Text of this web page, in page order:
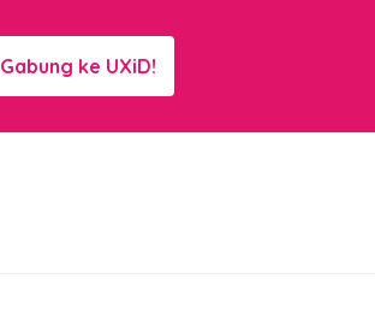
Gabung ke UXiD!